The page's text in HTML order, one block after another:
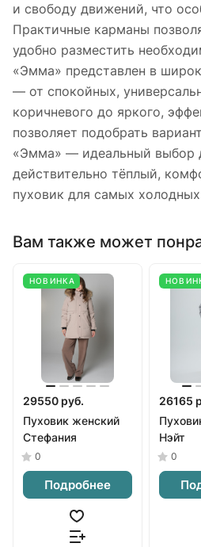
и свободу движений, что
Практичные карманы
удобно разместить
«Эмма» представлен в
— от спокойных,
коричневого до яркого,
позволяет подобрать
«Эмма» — идеальный выбор
действительно тёплый,
пуховик для самых
Вам также может
НОВИНКА
29550 руб.
Пуховик женский
Стефания
0
Подробнее
26165
Нэйт
0